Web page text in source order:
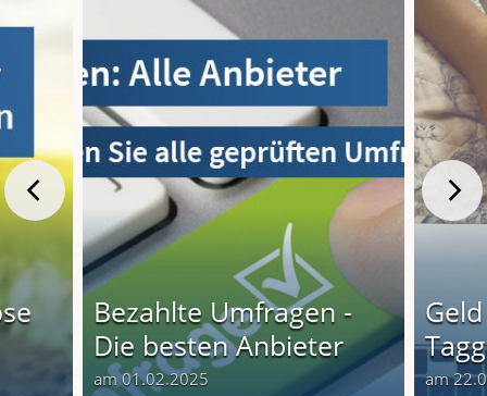
Bezahlte Umfragen -
Die besten Anbieter
am 01.02.2025 am